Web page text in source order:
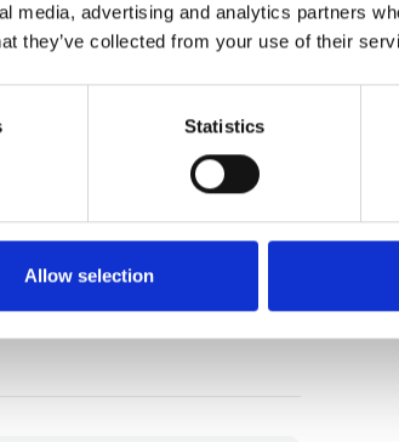
media, advertising and analytics partners
they’ve collected from your use of their
Statistics
Allow selection
provençalske
hvor den avslappede
familiens firbeinte venn skal
bevegelighet på grunn av